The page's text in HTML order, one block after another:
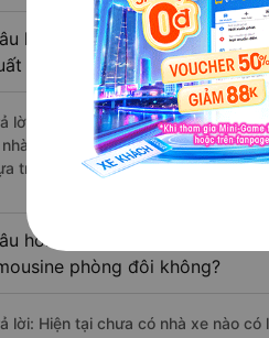
hỏi: Review xe đi Đồng Phú
sắc, cao cấp nhất?
lời: Những hãng xe đi Sông Cầu -
nhà xe Hưng Thủy (Bình Định) đi
trên 83 đánh giá của khách hàng).
hỏi: Có loại xe Sông Cầu -
phòng đôi không?
lời: Hiện tại chưa có nhà xe nào